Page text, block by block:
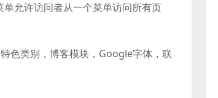
允许访问者从一个菜单访问所有页
色类别，博客模块，Google字体，联